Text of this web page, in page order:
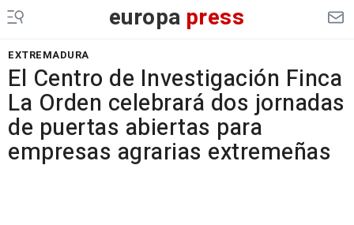
europa press
EXTREMADURA
El Centro de Investigación Finca
La Orden celebrará dos jornadas
de puertas abiertas para
empresas agrarias extremeñas